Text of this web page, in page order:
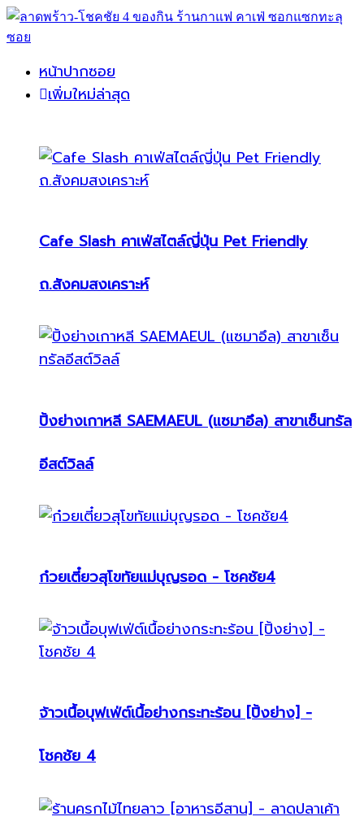
หน้าปากซอย
เพิ่มใหม่ล่าสุด
Cafe Slash คาเฟ่สไตล์ญี่ปุ่น Pet Friendly
ถ.สังคมสงเคราะห์
ปิ้งย่างเกาหลี SAEMAEUL (แซมาอึล) สาขาเซ็นทรัล
อีสต์วิลล์
ก๋วยเตี๋ยวสุโขทัยแม่บุญรอด - โชคชัย4
จ้าวเนื้อบุฟเฟ่ต์เนื้อย่างกระทะร้อน [ปิ้งย่าง] -
โชคชัย 4